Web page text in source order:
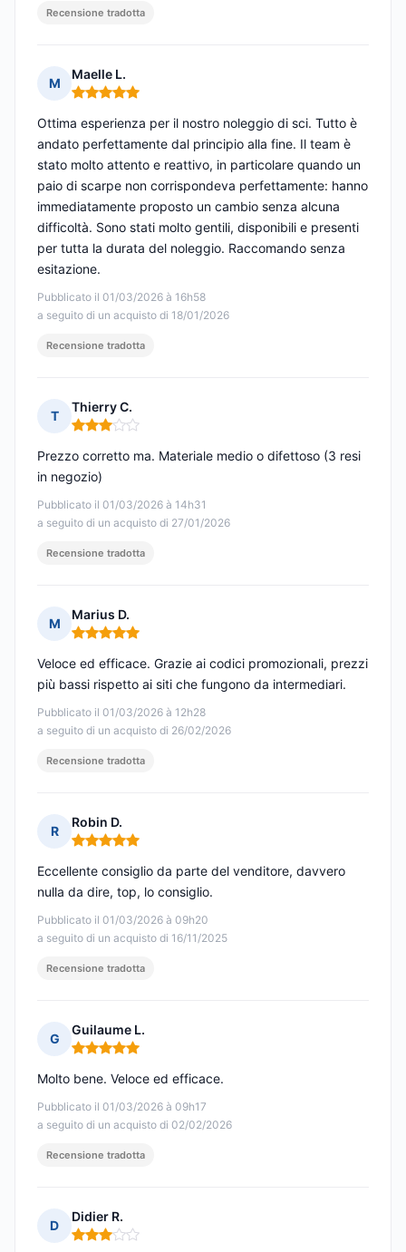
Recensione tradotta
M
Maelle L.
Nota: 5 su 5
Pubblicato il 01/03/2026 à 16h58
a seguito di un acquisto di 18/01/2026
Ottima esperienza per il nostro noleggio di sci. Tutto è
andato perfettamente dal principio alla fine. Il team è
stato molto attento e reattivo, in particolare quando un
paio di scarpe non corrispondeva perfettamente: hanno
immediatamente proposto un cambio senza alcuna
difficoltà. Sono stati molto gentili, disponibili e presenti
per tutta la durata del noleggio. Raccomando senza
esitazione.
Recensione tradotta
T
Thierry C.
Nota: 3 su 5
Pubblicato il 01/03/2026 à 14h31
a seguito di un acquisto di 27/01/2026
Prezzo corretto ma. Materiale medio o difettoso (3 resi
in negozio)
Recensione tradotta
M
Marius D.
Nota: 5 su 5
Pubblicato il 01/03/2026 à 12h28
a seguito di un acquisto di 26/02/2026
Veloce ed efficace. Grazie ai codici promozionali, prezzi
più bassi rispetto ai siti che fungono da intermediari.
Recensione tradotta
R
Robin D.
Nota: 5 su 5
Pubblicato il 01/03/2026 à 09h20
a seguito di un acquisto di 16/11/2025
Eccellente consiglio da parte del venditore, davvero
nulla da dire, top, lo consiglio.
Recensione tradotta
G
Guilaume L.
Nota: 5 su 5
Pubblicato il 01/03/2026 à 09h17
a seguito di un acquisto di 02/02/2026
Molto bene. Veloce ed efficace.
Recensione tradotta
D
Didier R.
Nota: 3 su 5